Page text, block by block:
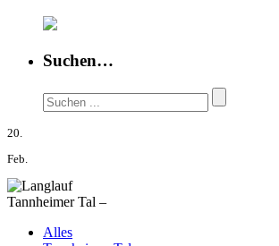
Suchen…
20.
Feb.
Tannheimer Tal –
Alles